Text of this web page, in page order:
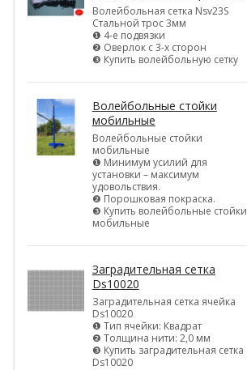
Волейбольная сетка Nsv23S
Стальной трос 3мм
❶ 4-е подвязки
❷ Оверлок с 3-х сторон
❸ Купить волейбольную сетку
Волейбольные стойки
мобильные
Волейбольные стойки
мобильные
❶ Минимум усилий для
установки – максимум
удовольствия.
❷ Порошковая покраска.
❸ Купить волейбольные стойки
мобильные
Заградительная сетка
Ds10020
Заградительная сетка ячейка
Ds10020
❶ Тип ячейки: Квадрат
❷ Толщина нити: 2,0 мм
❸ Купить заградительная сетка
Ds10020